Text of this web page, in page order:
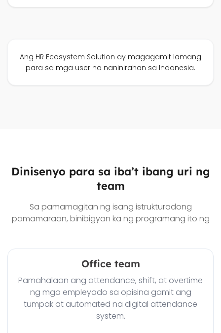
Ang HR Ecosystem Solution ay magagamit lamang
para sa mga user na naninirahan sa Indonesia.
Dinisenyo para sa iba’t ibang uri ng
team
Sa pamamagitan ng isang istrukturadong
pamamaraan, binibigyan ka ng programang ito ng
Office team
Pamahalaan ang attendance, shift, at overtime
ng mga empleyado sa opisina gamit ang
tumpak at automated na digital attendance
system.